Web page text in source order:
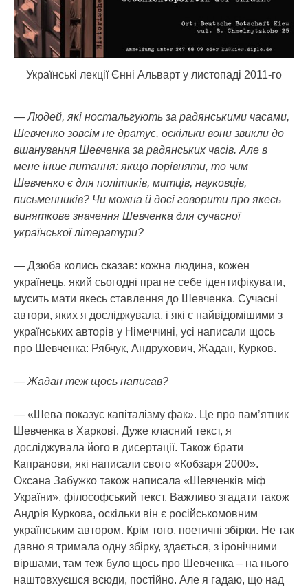
Українські лекції Єнні Альварт у листопаді 2011-го
— Людей, які ностальгують за радянськими часами,
Шевченко зовсім не дратує, оскільки вони звикли до
вшанування Шевченка за радянських часів. Але в
мене інше питання: якщо порівняти, то чим
Шевченко є для політиків, митців, науковців,
письменників? Чи можна й досі говорити про якесь
виняткове значення Шевченка для сучасної
української літератури?
— Дзюба колись сказав: кожна людина, кожен
українець, який сьогодні прагне себе ідентифікувати,
мусить мати якесь ставлення до Шевченка. Сучасні
автори, яких я досліджувала, і які є найвідомішими з
українських авторів у Німеччині, усі написали щось
про Шевченка: Рябчук, Андрухович, Жадан, Курков.
— Жадан теж щось написав?
— «Шева показує капіталізму фак». Це про пам’ятник
Шевченка в Харкові. Дуже класний текст, я
досліджувала його в дисертації. Також брати
Капранови, які написали свого «Кобзаря 2000».
Оксана Забужко також написала «Шевченків міф
України», філософський текст. Важливо згадати також
Андрія Куркова, оскільки він є російськомовним
українським автором. Крім того, поетичні збірки. Не так
давно я тримала одну збірку, здається, з іронічними
віршами, там теж було щось про Шевченка – на нього
наштовхуєшся всюди, постійно. Але я гадаю, що над